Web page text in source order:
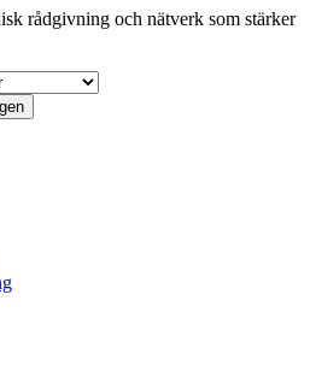
rådgivning och nätverk som stärker